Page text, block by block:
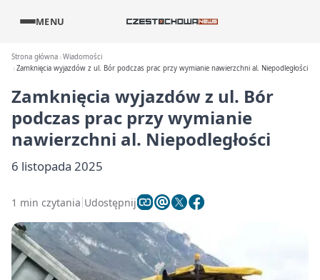
MENU
Strona główna Wiadomości
Zamknięcia wyjazdów z ul. Bór podczas prac przy wymianie nawierzchni al. Niepodległości
Zamknięcia wyjazdów z ul. Bór
podczas prac przy wymianie
nawierzchni al. Niepodległości
6 listopada 2025
1 min czytania Udostępnij